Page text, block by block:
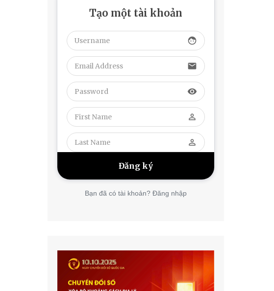
Tạo một tài khoản
face
email
visibility
perm_identity
perm_identity
Bạn đã có tài khoản? Đăng nhập